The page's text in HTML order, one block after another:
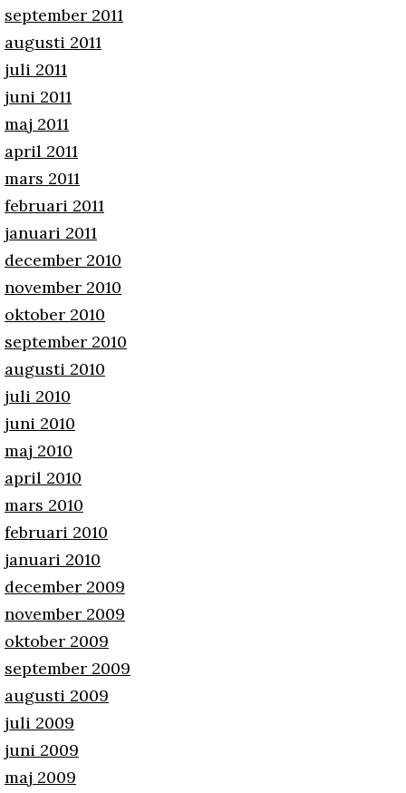
september 2011
augusti 2011
juli 2011
juni 2011
maj 2011
april 2011
mars 2011
februari 2011
januari 2011
december 2010
november 2010
oktober 2010
september 2010
augusti 2010
juli 2010
juni 2010
maj 2010
april 2010
mars 2010
februari 2010
januari 2010
december 2009
november 2009
oktober 2009
september 2009
augusti 2009
juli 2009
juni 2009
maj 2009